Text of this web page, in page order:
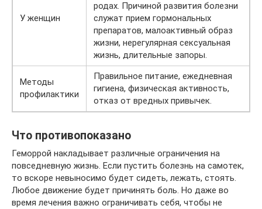
У женщин
родах. Причиной развития болезни
служат прием гормональных
препаратов, малоактивный образ
жизни, нерегулярная сексуальная
жизнь, длительные запоры.
Методы
профилактики
Правильное питание, ежедневная
гигиена, физическая активность,
отказ от вредных привычек.
Что противопоказано
Геморрой накладывает различные ограничения на
повседневную жизнь. Если пустить болезнь на самотек,
то вскоре невыносимо будет сидеть, лежать, стоять.
Любое движение будет причинять боль. Но даже во
время лечения важно ограничивать себя, чтобы не